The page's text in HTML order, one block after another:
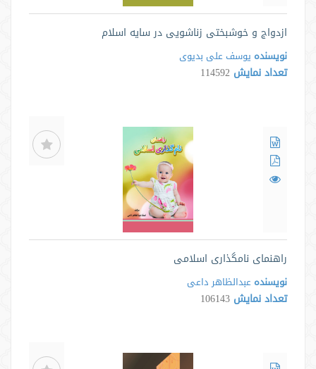
ازدواج و خوشبختی زناشویی در سایه اسلام
نویسنده یوسف علی بدیوی
تعداد نمایش 114592
راهنمای نامگذاری اسلامی
نویسنده عبدالظاهر داعی
تعداد نمایش 106143